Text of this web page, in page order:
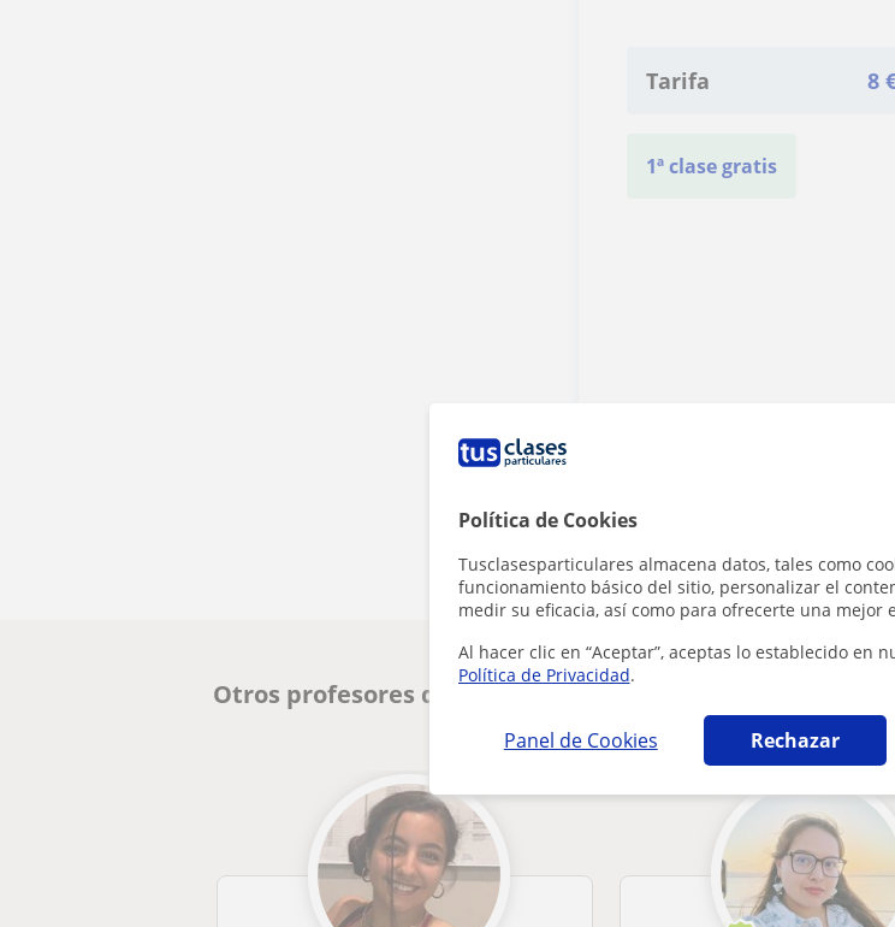
Política de Cookies
Tusclasesparticulares almacena datos, tales como
funcionamiento básico del sitio, personalizar el
medir su eficacia, así como para ofrecerte una mejor
Al hacer clic en “Aceptar”, aceptas lo establecido en
Política de Privacidad.
Panel de Cookies Rechazar
Tarifa 8
1ª clase gratis
¿Hay algún error en este perfil?
Otros profesores de FCE First Certificate in English en